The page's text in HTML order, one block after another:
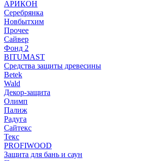
АРИКОН
Серебрянка
Новбытхим
Прочее
Сайвер
Фонд 2
BITUMAST
Средства защиты древесины
Betek
Wald
Декор-защита
Олимп
Палиж
Радуга
Сайтекс
Текс
PROFIWOOD
Защита для бань и саун